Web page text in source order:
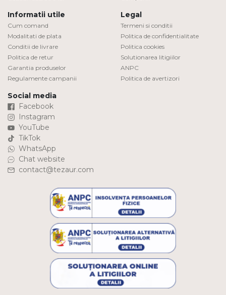
Informatii utile
Cum comand
Modalitati de plata
Conditii de livrare
Politica de retur
Garantia produselor
Regulamente campanii
Legal
Termeni si conditii
Politica de confidentialitate
Politica cookies
Solutionarea litigiilor
ANPC
Politica de avertizori
Social media
Facebook
Instagram
YouTube
TikTok
WhatsApp
Chat website
contact@tezaur.com